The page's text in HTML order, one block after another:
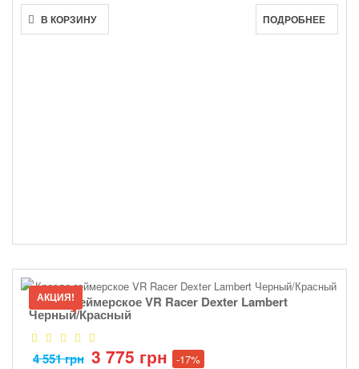
В КОРЗИНУ ПОДРОБНЕЕ
АКЦИЯ!
Кресло геймерское VR Racer Dexter Lambert
Черный/Красный
4 551 грн 3 775 грн -17%